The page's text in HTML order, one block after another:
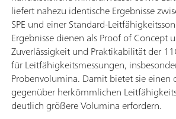
liefert nahezu identische Ergebnisse
SPE und einer Standard-
Ergebnisse dienen als Proof of Concept
Zuverlässigkeit und Praktikabilität der
für Leitfähigkeitsmessungen,
Probenvolumina. Damit bietet sie einen
gegenüber herkömmlichen
deutlich größere Volumina erfordern.